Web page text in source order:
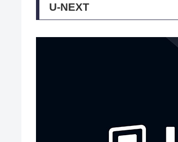
U-NEXT